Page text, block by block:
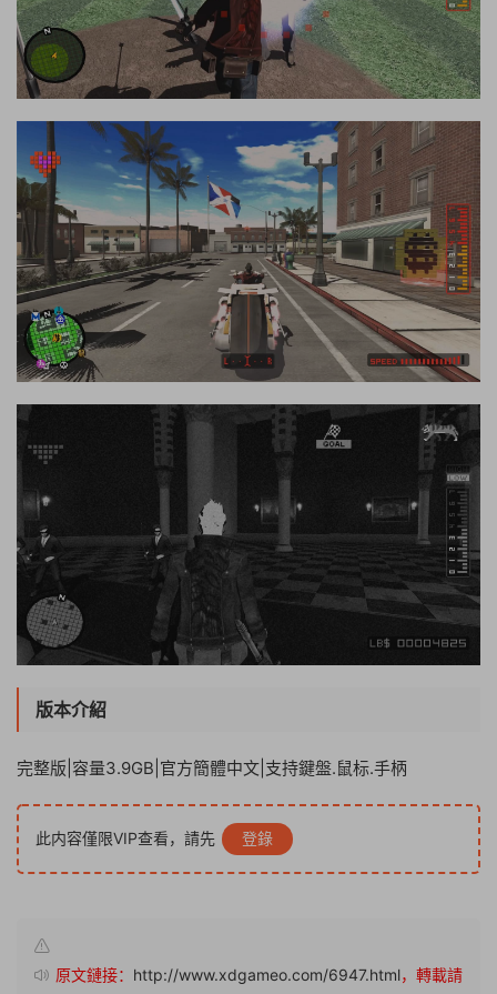
版本介紹
完整版|容量3.9GB|官方簡體中文|支持鍵盤.鼠标.手柄
此内容僅限VIP查看，請先 登錄
原文鏈接： http://www.xdgameo.com/6947.html，轉載請